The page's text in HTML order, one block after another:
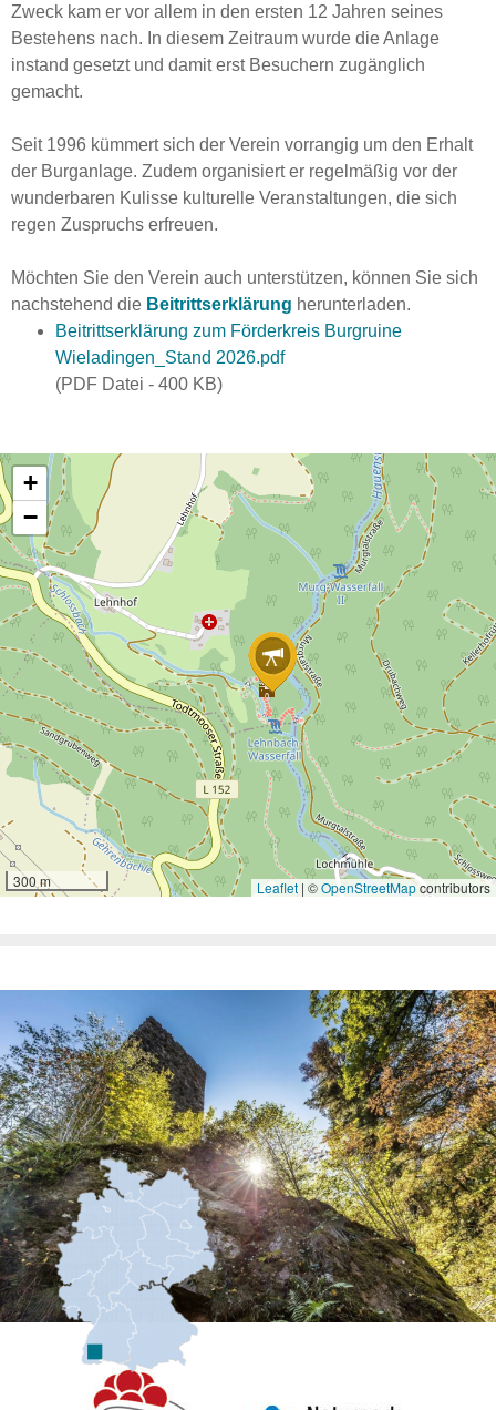
Zweck kam er vor allem in den ersten 12 Jahren seines
Bestehens nach. In diesem Zeitraum wurde die Anlage
instand gesetzt und damit erst Besuchern zugänglich
gemacht.
Seit 1996 kümmert sich der Verein vorrangig um den Erhalt
der Burganlage. Zudem organisiert er regelmäßig vor der
wunderbaren Kulisse kulturelle Veranstaltungen, die sich
regen Zuspruchs erfreuen.
Möchten Sie den Verein auch unterstützen, können Sie sich
nachstehend die Beitrittserklärung herunterladen.
Beitrittserklärung zum Förderkreis Burgruine
Wieladingen_Stand 2026.pdf
(PDF Datei - 400 KB)